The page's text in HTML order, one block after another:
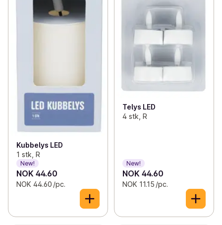
Kubbelys LED
1 stk, R
New!
NOK 44.60
NOK 44.60 /pc.
Telys LED
4 stk, R
New!
NOK 44.60
NOK 11.15 /pc.